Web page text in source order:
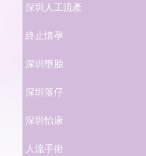
深圳人工流產
終止懷孕
深圳墮胎
深圳落仔
深圳怡康
人流手術